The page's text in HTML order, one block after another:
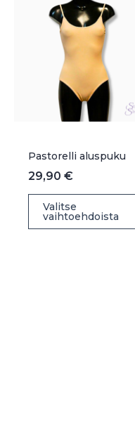
Pastorelli aluspuku
29,90 €
Valitse
vaihtoehdoista